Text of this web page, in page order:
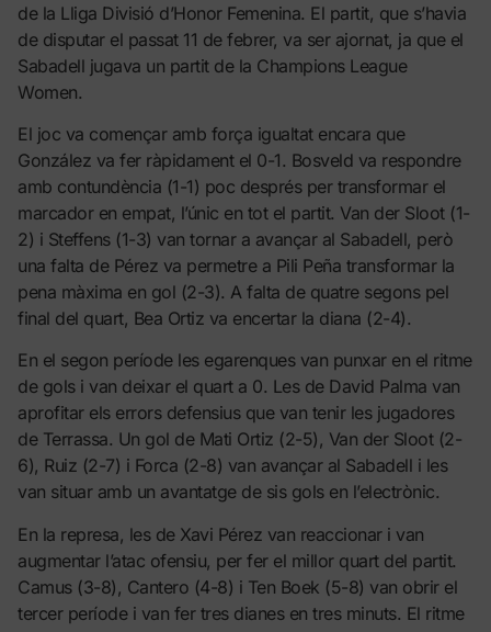
de la Lliga Divisió d’Honor Femenina. El partit, que s’havia
de disputar el passat 11 de febrer, va ser ajornat, ja que el
Sabadell jugava un partit de la Champions League
Women.
El joc va començar amb força igualtat encara que
González va fer ràpidament el 0-1. Bosveld va respondre
amb contundència (1-1) poc després per transformar el
marcador en empat, l’únic en tot el partit. Van der Sloot (1-
2) i Steffens (1-3) van tornar a avançar al Sabadell, però
una falta de Pérez va permetre a Pili Peña transformar la
pena màxima en gol (2-3). A falta de quatre segons pel
final del quart, Bea Ortiz va encertar la diana (2-4).
En el segon període les egarenques van punxar en el ritme
de gols i van deixar el quart a 0. Les de David Palma van
aprofitar els errors defensius que van tenir les jugadores
de Terrassa. Un gol de Mati Ortiz (2-5), Van der Sloot (2-
6), Ruiz (2-7) i Forca (2-8) van avançar al Sabadell i les
van situar amb un avantatge de sis gols en l’electrònic.
En la represa, les de Xavi Pérez van reaccionar i van
augmentar l’atac ofensiu, per fer el millor quart del partit.
Camus (3-8), Cantero (4-8) i Ten Boek (5-8) van obrir el
tercer període i van fer tres dianes en tres minuts. El ritme